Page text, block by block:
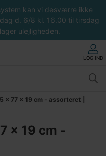
kan vi desværre ikke
d. 6/8 kl. 16.00 til tirsdag
ulejligheden.
LOG IND
x 77 x 19 cm - assorteret |
x 19 cm -